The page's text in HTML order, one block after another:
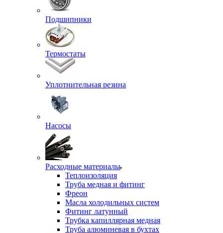
Подшипники
Термостаты
Уплотнительная резина
Насосы
Расходные материалы
Теплоизоляция
Труба медная и фитинг
Фреон
Масла холодильных систем
Фитинг латунный
Трубка капиллярная медная
Труба алюминевая в бухтах